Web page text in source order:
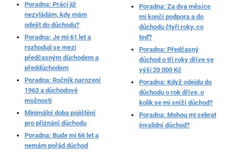
Poradna: Práci již
nezvládám, kdy mám
odejít do důchodu?
Poradna: Je mi 61 let a
rozhoduji se mezi
předčasným důchodem a
předdůchodem
Poradna: Ročník narození
1963 a důchodové
možnosti
Minimální doba pojištění
pro přiznání důchodu
Poradna: Bude mi 66 let a
nemám pořád důchod
Poradna: Za dva měsíce
mi končí podpora a do
důchodu čtyři roky, co
teď?
Poradna: Předčasný
důchod o tři roky dříve ve
výši 20 000 Kč
Poradna: Když odejdu do
důchodu o rok dříve, o
kolik se mi sníží důchod?
Poradna: Mohou mi sebrat
invalidní důchod?